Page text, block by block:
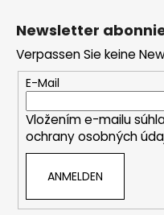
Newsletter
Verpassen Sie keine
E-Mail
Vložením e-mailu
ochrany osobných
ANMELDEN